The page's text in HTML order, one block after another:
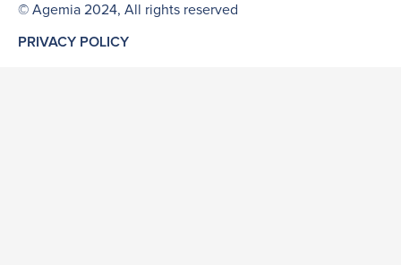
© Agemia 2024, All rights reserved
PRIVACY POLICY